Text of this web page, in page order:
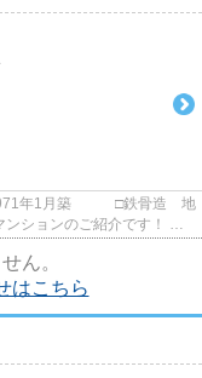
ん。
はこちら